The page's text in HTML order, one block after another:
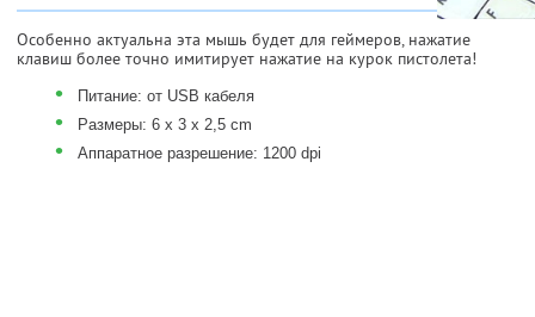
Особенно актуальна эта мышь будет для геймеров, нажатие
клавиш более точно имитирует нажатие на курок пистолета!
• Питание: от USB кабеля
• Размеры: 6 x 3 x 2,5 cm
• Аппаратное разрешение: 1200 dpi